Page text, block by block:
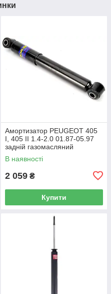
Амортизатор PEUGEOT 405
I, 405 II 1.4-2.0 01.87-05.97
задній газомасляний
ORIGINAL (Monroe) OE
520688
В наявності
2 059 ₴
Купити